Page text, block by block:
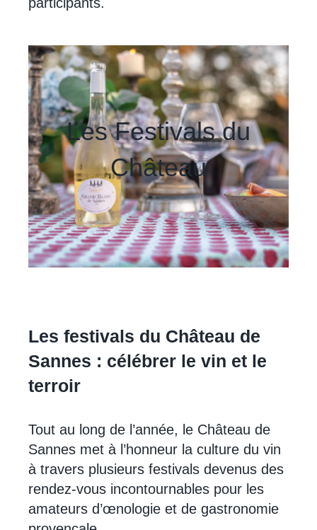
participants.
Les Festivals du
Château
Les festivals du Château de
Sannes : célébrer le vin et le
terroir
Tout au long de l’année, le Château de
Sannes met à l’honneur la culture du vin
à travers plusieurs festivals devenus des
rendez-vous incontournables pour les
amateurs d’œnologie et de gastronomie